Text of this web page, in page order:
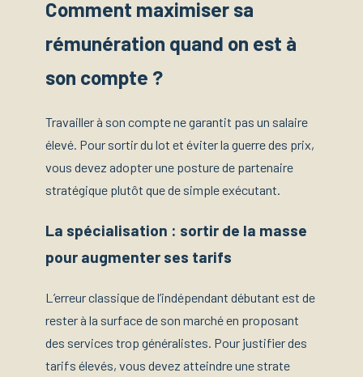
Comment maximiser sa
rémunération quand on est à
son compte ?
Travailler à son compte ne garantit pas un salaire
élevé. Pour sortir du lot et éviter la guerre des prix,
vous devez adopter une posture de partenaire
stratégique plutôt que de simple exécutant.
La spécialisation : sortir de la masse
pour augmenter ses tarifs
L’erreur classique de l’indépendant débutant est de
rester à la surface de son marché en proposant
des services trop généralistes. Pour justifier des
tarifs élevés, vous devez atteindre une strate